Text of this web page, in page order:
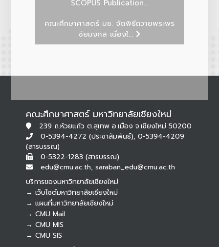
SCOPUS Publication...
คณะศึกษาศาสตร์ มช. จัดพิธีถวายพระพร
ชัยมงคล เนื่องใ...
คณะศึกษาศาสตร์ มหาวิทยาลัยเชียงใหม่
239 ถ.ห้วยแก้ว ต.สุเทพ อ.เมือง จ.เชียงใหม่ 50200
0-5394-4272 (ประชาสัมพันธ์), 0-5394-4209
(สารบรรณ)
0-5322-1283 (สารบรรณ)
edu@cmu.ac.th, saraban_edu@cmu.ac.th
บริการของมหาวิทยาลัยเชียงใหม่
→ เว็บไซต์มหาวิทยาลัยเชียงใหม่
→ แผนที่มหาวิทยาลัยเชียงใหม่
→ CMU Mail
→ CMU MIS
→ CMU SIS
Botnoi Assistant
Connecting…